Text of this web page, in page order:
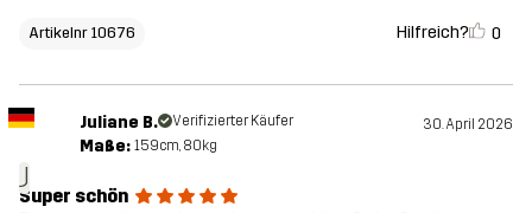
Artikelnr 10676 Hilfreich? 0
J
Juliane B. Verifizierter Käufer 30. April 2026
Maße: 159cm, 80kg
Super schön